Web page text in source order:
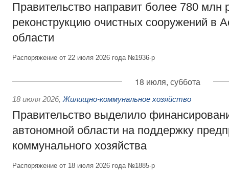
Правительство направит более 780 млн
реконструкцию очистных сооружений в
области
Распоряжение от 22 июля 2026 года №1936-р
18 июля, суббота
18 июля 2026, Жилищно-коммунальное хозяйство
Правительство выделило
автономной области на поддержку
коммунального хозяйства
Распоряжение от 18 июля 2026 года №1885-р